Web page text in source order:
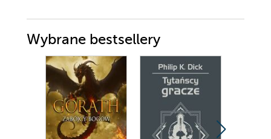
Wybrane bestsellery